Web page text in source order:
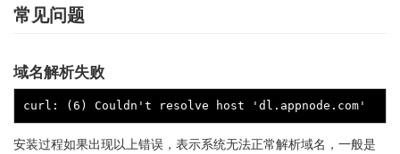
常见问题
域名解析失败
安装过程如果出现以上错误，表示系统无法正常解析域名，一般是